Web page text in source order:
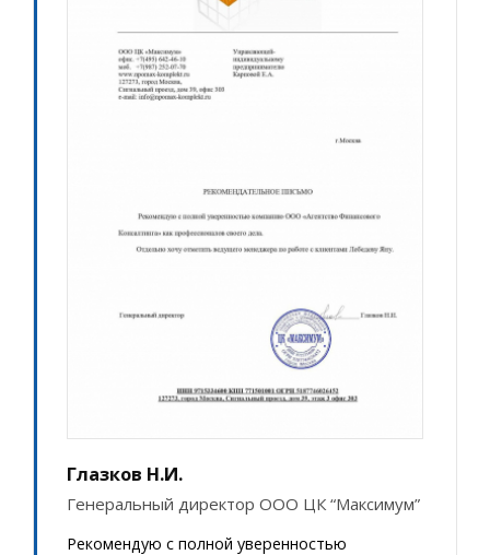
Глазков Н.И.
Генеральный директор ООО ЦК “Максимум”
Рекомендую с полной уверенностью